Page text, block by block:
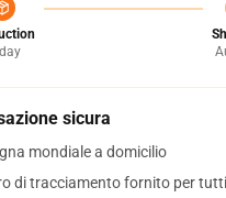
sicura
mondiale a domicilio
di tracciamento fornito per